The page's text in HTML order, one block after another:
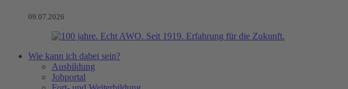
09.07.2026
Wie kann ich dabei sein?
Ausbildung
Jobportal